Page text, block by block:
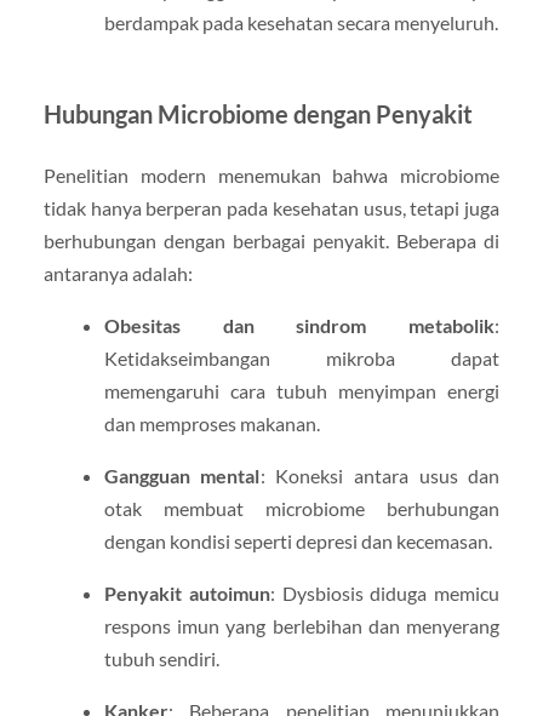
berdampak pada kesehatan secara menyeluruh.
Hubungan Microbiome dengan Penyakit
Penelitian modern menemukan bahwa microbiome
tidak hanya berperan pada kesehatan usus, tetapi juga
berhubungan dengan berbagai penyakit. Beberapa di
antaranya adalah:
Obesitas dan sindrom metabolik:
Ketidakseimbangan mikroba dapat
memengaruhi cara tubuh menyimpan energi
dan memproses makanan.
Gangguan mental: Koneksi antara usus dan
otak membuat microbiome berhubungan
dengan kondisi seperti depresi dan kecemasan.
Penyakit autoimun: Dysbiosis diduga memicu
respons imun yang berlebihan dan menyerang
tubuh sendiri.
Kanker: Beberapa penelitian menunjukkan